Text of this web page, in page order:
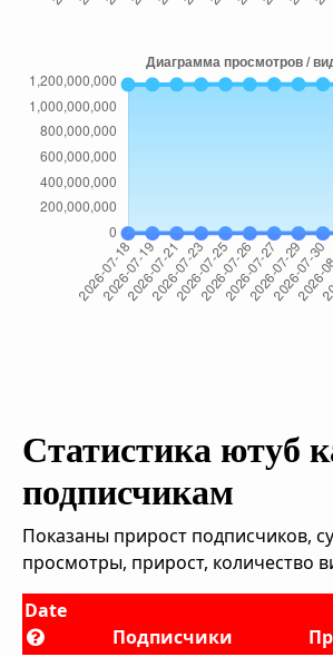
Статистика ютуб
подписчикам
Показаны прирост подписчиков,
просмотры, прирост, количество
Date
Подписчики